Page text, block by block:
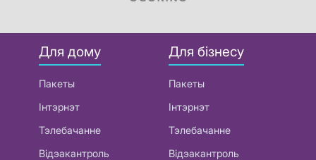
Для дому
Пакеты
Інтэрнэт
Тэлебачанне
Відэакантроль
Для бізнесу
Пакеты
Інтэрнэт
Тэлебачанне
Відэакантроль